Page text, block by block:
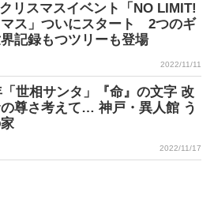
リスマスイベント「NO LIMIT!
ス」ついにスタート 2つのギ
記録もつツリーも登場
2022/11/11
「世相サンタ」『命』の文字 改
尊さ考えて… 神戸・異人館 う
2022/11/17